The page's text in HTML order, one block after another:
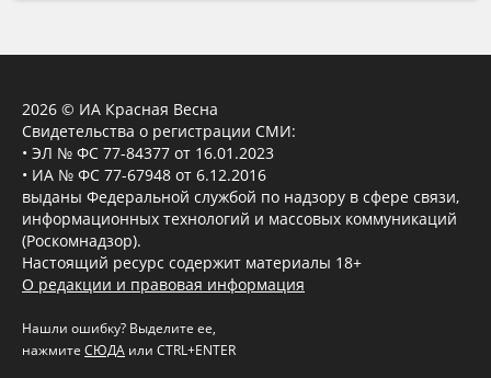
2026 © ИА Красная Весна
Свидетельства о регистрации СМИ:
• ЭЛ № ФС 77-84377 от 16.01.2023
• ИА № ФС 77-67948 от 6.12.2016
выданы Федеральной службой по надзору в сфере связи,
информационных технологий и массовых коммуникаций
(Роскомнадзор).
Настоящий ресурс содержит материалы 18+
О редакции и правовая информация
Нашли ошибку? Выделите ее,
нажмите СЮДА или CTRL+ENTER